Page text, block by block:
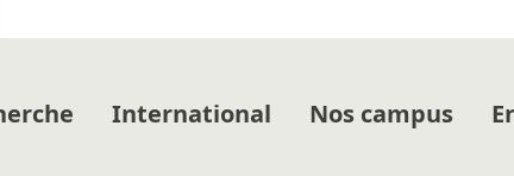
International Nos campus